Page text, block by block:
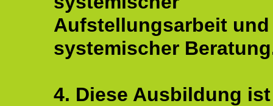
Aufstellungsarbeit und
systemischer
4. Diese Ausbildung